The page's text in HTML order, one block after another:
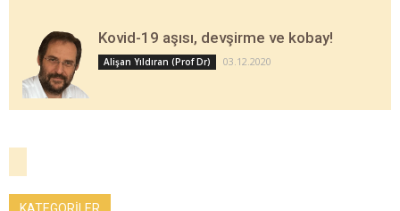
Kovid-19 aşısı, devşirme ve kobay!
Alişan Yıldıran (Prof Dr) 03.12.2020